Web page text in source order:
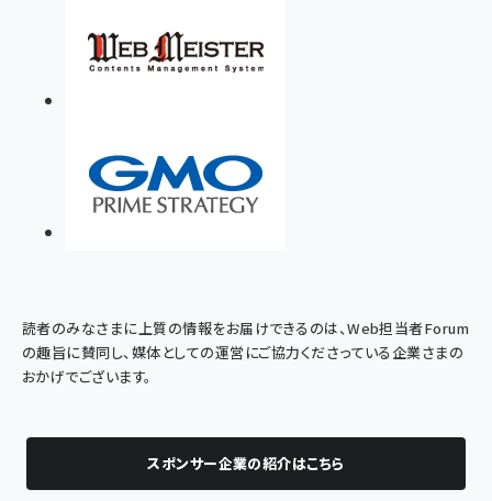
読者のみなさまに上質の情報をお届けできるのは、Web担当者Forum
の趣旨に賛同し、媒体としての運営にご協力くださっている企業さまの
おかげでございます。
スポンサー企業の紹介はこちら